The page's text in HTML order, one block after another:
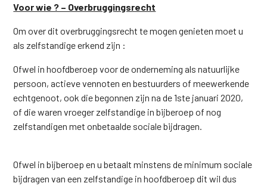
Voor wie ? – Overbruggingsrecht
Om over dit overbruggingsrecht te mogen genieten moet u
als zelfstandige erkend zijn :
Ofwel in hoofdberoep voor de onderneming als natuurlijke
persoon, actieve vennoten en bestuurders of meewerkende
echtgenoot, ook die begonnen zijn na de 1ste januari 2020,
of die waren vroeger zelfstandige in bijberoep of nog
zelfstandigen met onbetaalde sociale bijdragen.
Ofwel in bijberoep en u betaalt minstens de minimum sociale
bijdragen van een zelfstandige in hoofdberoep dit wil dus